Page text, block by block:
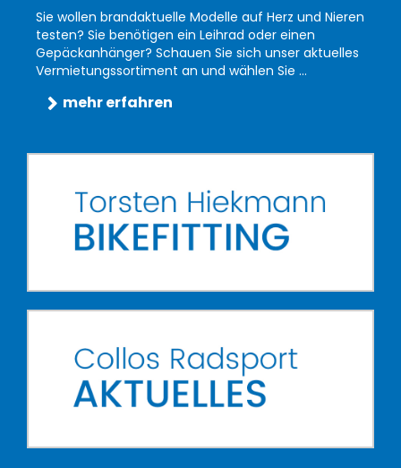
Sie wollen brandaktuelle Modelle auf Herz und Nieren
testen? Sie benötigen ein Leihrad oder einen
Gepäckanhänger? Schauen Sie sich unser aktuelles
Vermietungssortiment an und wählen Sie ...
mehr erfahren